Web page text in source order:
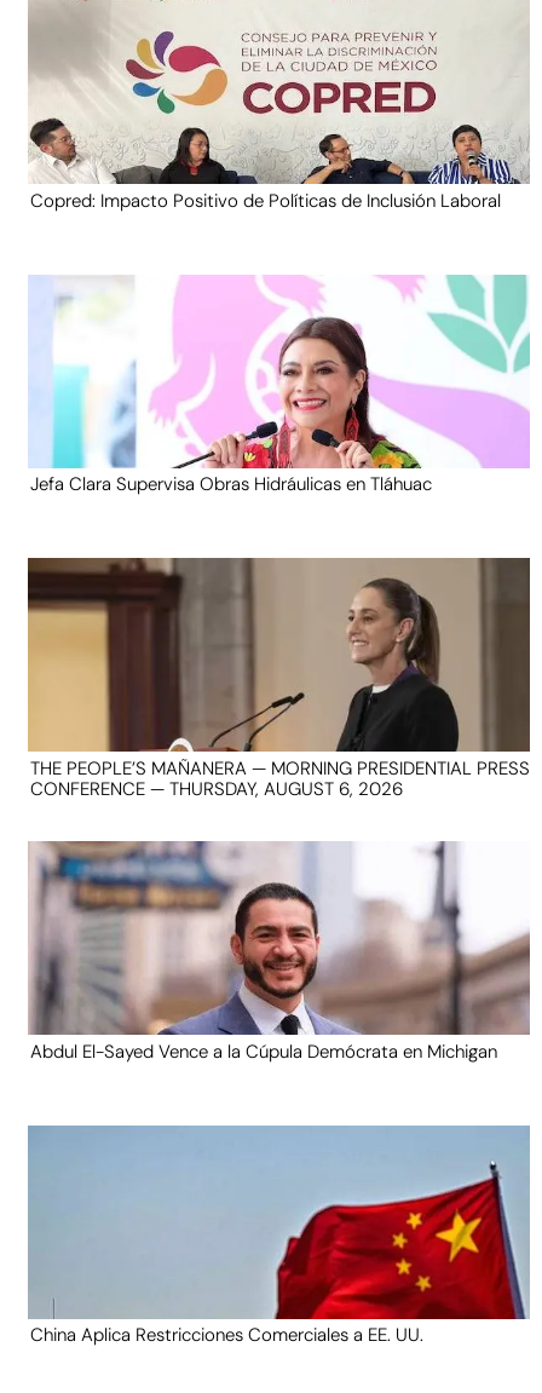
Copred: Impacto Positivo de Políticas de Inclusión Laboral
Jefa Clara Supervisa Obras Hidráulicas en Tláhuac
THE PEOPLE’S MAÑANERA — MORNING PRESIDENTIAL PRESS
CONFERENCE — THURSDAY, AUGUST 6, 2026
Abdul El-Sayed Vence a la Cúpula Demócrata en Michigan
China Aplica Restricciones Comerciales a EE. UU.